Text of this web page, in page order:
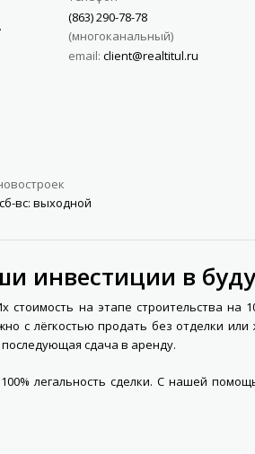
(863) 290-78-78
многоканальный
email: client@realtitul.ru
вс: выходной
инвестиции в
на этапе строительства на
с лёгкостью продать без отделки
сдача в аренду.
легальность сделки. С нашей